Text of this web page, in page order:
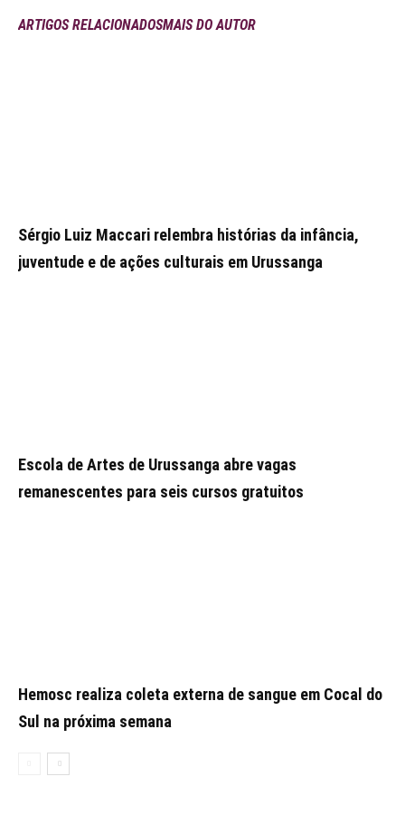
ARTIGOS RELACIONADOSMAIS DO AUTOR
Sérgio Luiz Maccari relembra histórias da infância,
juventude e de ações culturais em Urussanga
Escola de Artes de Urussanga abre vagas
remanescentes para seis cursos gratuitos
Hemosc realiza coleta externa de sangue em Cocal do
Sul na próxima semana